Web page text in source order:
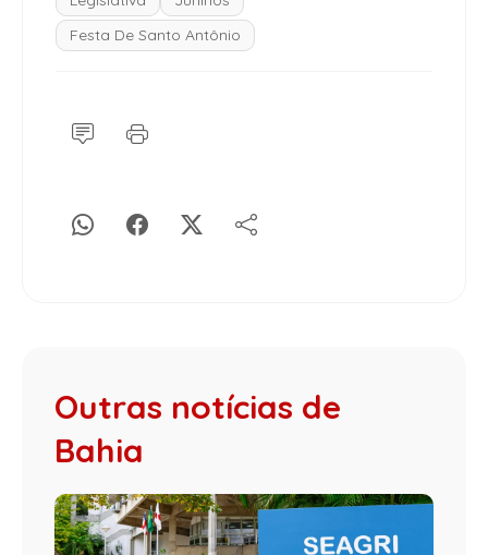
Festa De Santo Antônio
Outras notícias de
Bahia